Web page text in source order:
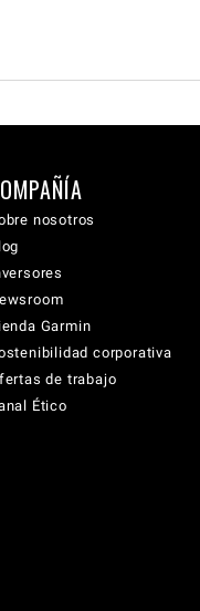
nosotros
Garmin
corporativa
de trabajo
Ético